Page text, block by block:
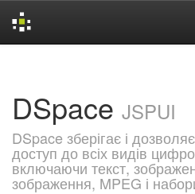
DSpace JSPUI
DSpace зберігає і
доступ до всіх видів
включаючи текст,
зображення, MPEG і